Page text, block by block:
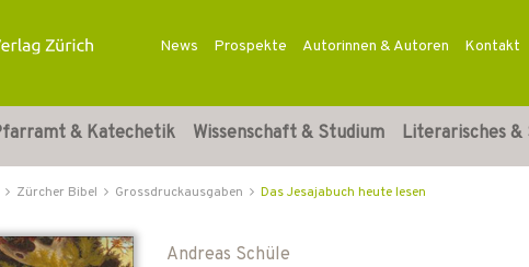
News Prospekte Autorinnen & Autoren Kontakt
& Katechetik Wissenschaft & Studium Literarisches
Zürcher Bibel Grossdruckausgaben Das Jesajabuch heute lesen
Andreas Schüle